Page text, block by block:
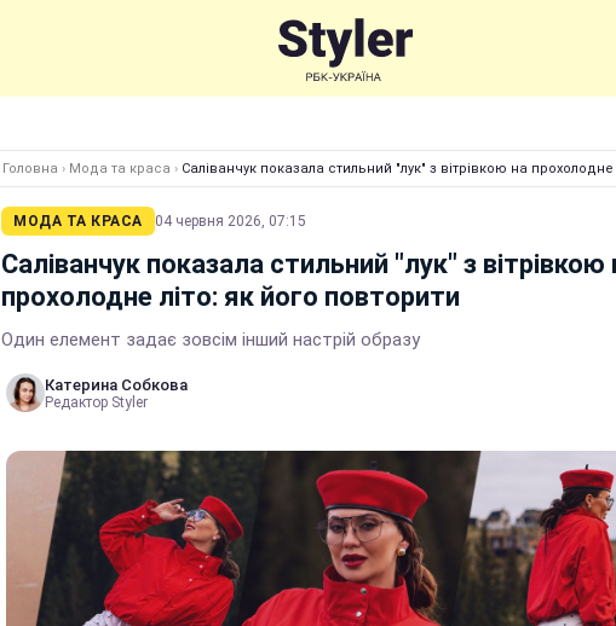
Головна › Мода та краса › Саліванчук показала стильний "лук" з вітрівкою на прохолодне
МОДА ТА КРАСА 04 червня 2026, 07:15
Саліванчук показала стильний "лук" з вітрівкою
прохолодне літо: як його повторити
Один елемент задає зовсім інший настрій образу
Катерина Собкова
Редактор Styler